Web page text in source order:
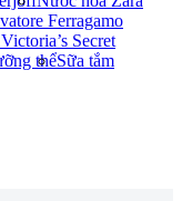
Ferragamo
Secret
thểSữa tắm